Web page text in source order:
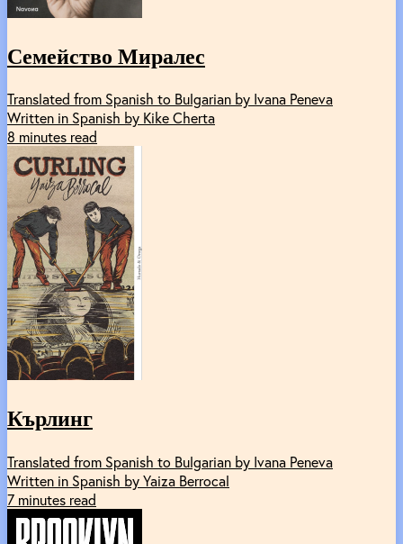
Семейство Миралес
Translated from Spanish to Bulgarian by Ivana Peneva
Written in Spanish by Kike Cherta
8 minutes read
Кърлинг
Translated from Spanish to Bulgarian by Ivana Peneva
Written in Spanish by Yaiza Berrocal
7 minutes read